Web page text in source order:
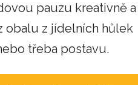
pauzu kreativně a
obalu z jídelních hůlek
třeba postavu.